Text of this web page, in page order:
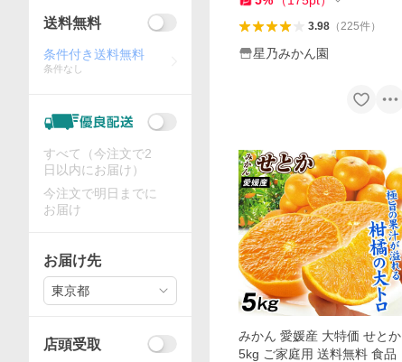
3.98（225件）
星乃みかん園
みかん 愛媛産 大特価 せとか
5kg ご家庭用 送料無料 食品
送料無料
条件付き送料無料
条件なし
すべて（今注文で2
日以内にお届け）
今注文で明日までに
お届け
お届け先
東京都
店頭受取